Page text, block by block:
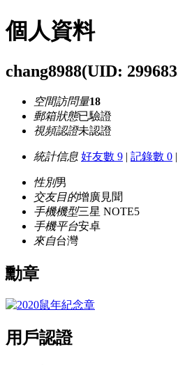
個人資料
chang8988(UID:
空間訪問量18
郵箱狀態已驗證
視頻認證未認證
統計信息 好友數 9 | 記錄數 0 |
性別男
交友目的增廣見聞
手機機型三星 NOTE5
手機平台安卓
來自台灣
勳章
用戶認證